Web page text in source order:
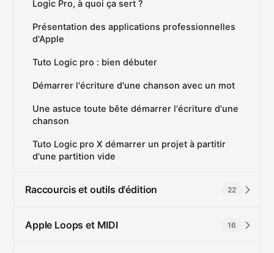
Logic Pro, à quoi ça sert ?
Présentation des applications professionnelles
d'Apple
Tuto Logic pro : bien débuter
Démarrer l'écriture d'une chanson avec un mot
Une astuce toute bête démarrer l'écriture d'une
chanson
Tuto Logic pro X démarrer un projet à partitir
d'une partition vide
Raccourcis et outils d'édition 22
Apple Loops et MIDI 16